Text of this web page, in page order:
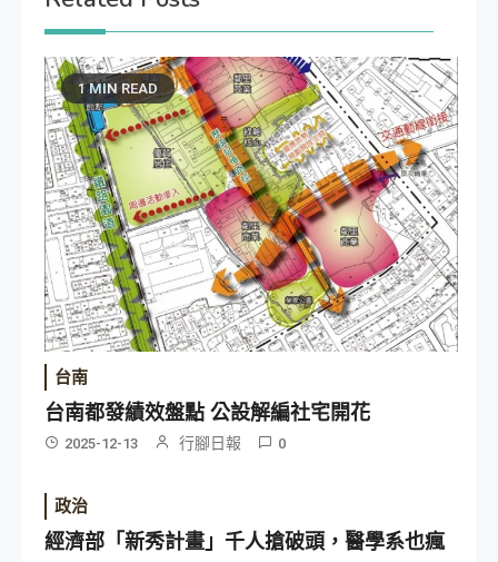
1 MIN READ
台南
台南都發績效盤點 公設解編社宅開花
2025-12-13 行腳日報 0
政治
經濟部「新秀計畫」千人搶破頭，醫學系也瘋